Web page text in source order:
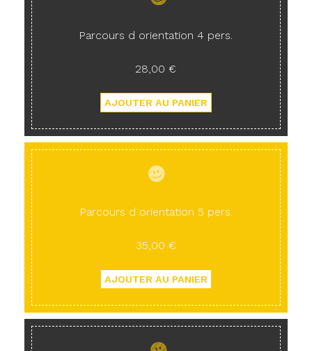
Parcours d orientation 4 pers.
28,00 €
Parcours d orientation 5 pers.
35,00 €